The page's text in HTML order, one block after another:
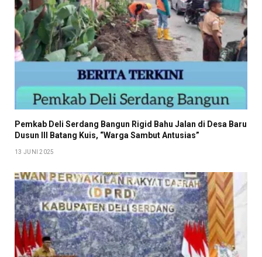
Pemkab Deli Serdang Bangun Rigid Bahu Jalan di Desa Baru
Dusun III Batang Kuis, “Warga Sambut Antusias”
13 JUNI 2025